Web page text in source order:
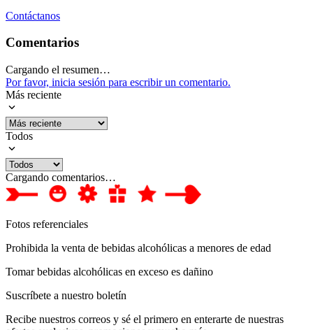
Contáctanos
Comentarios
Cargando el resumen…
Por favor, inicia sesión para escribir un comentario.
Más reciente
Todos
Cargando comentarios…
Fotos referenciales
Prohibida la venta de bebidas alcohólicas a menores de edad
Tomar bebidas alcohólicas en exceso es dañino
Suscríbete a nuestro boletín
Recibe nuestros correos y sé el primero en enterarte de nuestras